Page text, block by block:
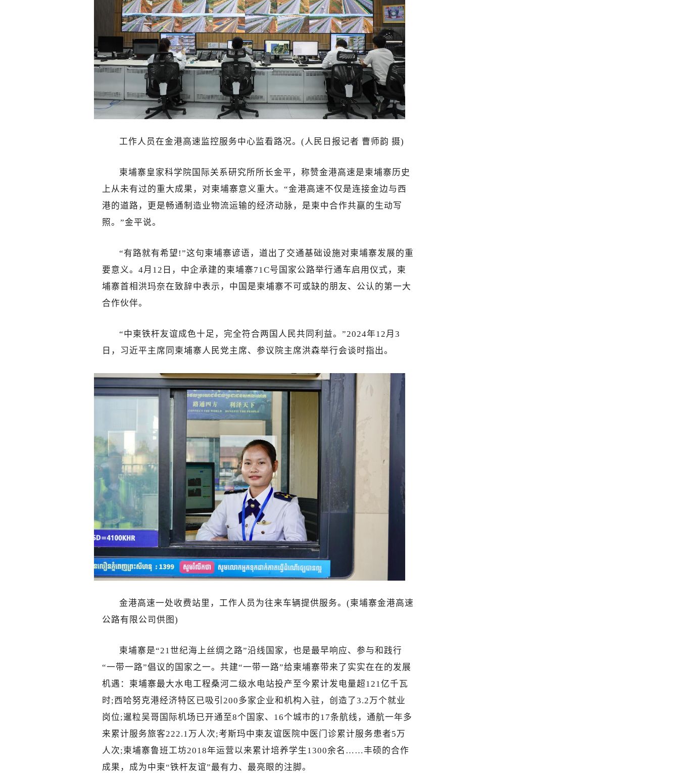
工作人员在金港高速监控服务中心监看路况。(人民日报记者 曹师韵 摄)
柬埔寨皇家科学院国际关系研究所所长金平，称赞金港高速是柬埔寨历史
上从未有过的重大成果，对柬埔寨意义重大。“金港高速不仅是连接金边与西
港的道路，更是畅通制造业物流运输的经济动脉，是柬中合作共赢的生动写
照。”金平说。
“有路就有希望!”这句柬埔寨谚语，道出了交通基础设施对柬埔寨发展的重
要意义。4月12日，中企承建的柬埔寨71C号国家公路举行通车启用仪式，柬
埔寨首相洪玛奈在致辞中表示，中国是柬埔寨不可或缺的朋友、公认的第一大
合作伙伴。
“中柬铁杆友谊成色十足，完全符合两国人民共同利益。”2024年12月3
日，习近平主席同柬埔寨人民党主席、参议院主席洪森举行会谈时指出。
金港高速一处收费站里，工作人员为往来车辆提供服务。(柬埔寨金港高速
公路有限公司供图)
柬埔寨是“21世纪海上丝绸之路”沿线国家，也是最早响应、参与和践行
“一带一路”倡议的国家之一。共建“一带一路”给柬埔寨带来了实实在在的发展
机遇：柬埔寨最大水电工程桑河二级水电站投产至今累计发电量超121亿千瓦
时;西哈努克港经济特区已吸引200多家企业和机构入驻，创造了3.2万个就业
岗位;暹粒吴哥国际机场已开通至8个国家、16个城市的17条航线，通航一年多
来累计服务旅客222.1万人次;考斯玛中柬友谊医院中医门诊累计服务患者5万
人次;柬埔寨鲁班工坊2018年运营以来累计培养学生1300余名……丰硕的合作
成果，成为中柬“铁杆友谊”最有力、最亮眼的注脚。